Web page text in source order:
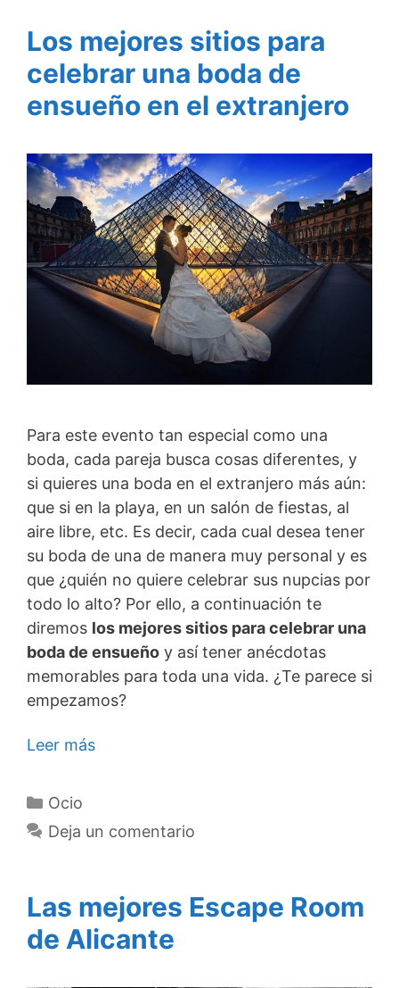
Los mejores sitios para
celebrar una boda de
ensueño en el extranjero
Para este evento tan especial como una
boda, cada pareja busca cosas diferentes, y
si quieres una boda en el extranjero más aún:
que si en la playa, en un salón de fiestas, al
aire libre, etc. Es decir, cada cual desea tener
su boda de una de manera muy personal y es
que ¿quién no quiere celebrar sus nupcias por
todo lo alto? Por ello, a continuación te
diremos los mejores sitios para celebrar una
boda de ensueño y así tener anécdotas
memorables para toda una vida. ¿Te parece si
empezamos?
Leer más
Categorías
Ocio
Deja un comentario
Las mejores Escape Room
de Alicante